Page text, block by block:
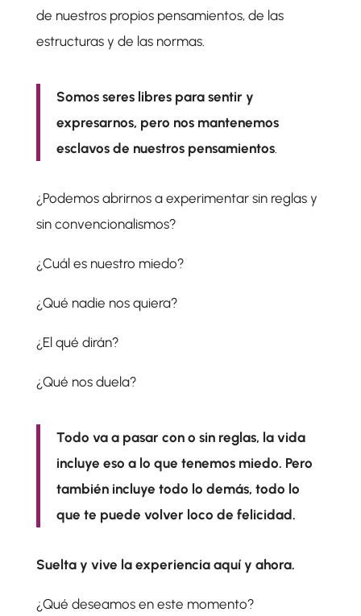
de nuestros propios pensamientos, de las
estructuras y de las normas.
Somos seres libres para sentir y
expresarnos, pero nos mantenemos
esclavos de nuestros pensamientos.
¿Podemos abrirnos a experimentar sin reglas y
sin convencionalismos?
¿Cuál es nuestro miedo?
¿Qué nadie nos quiera?
¿El qué dirán?
¿Qué nos duela?
Todo va a pasar con o sin reglas, la vida
incluye eso a lo que tenemos miedo. Pero
también incluye todo lo demás, todo lo
que te puede volver loco de felicidad.
Suelta y vive la experiencia aquí y ahora.
¿Qué deseamos en este momento?